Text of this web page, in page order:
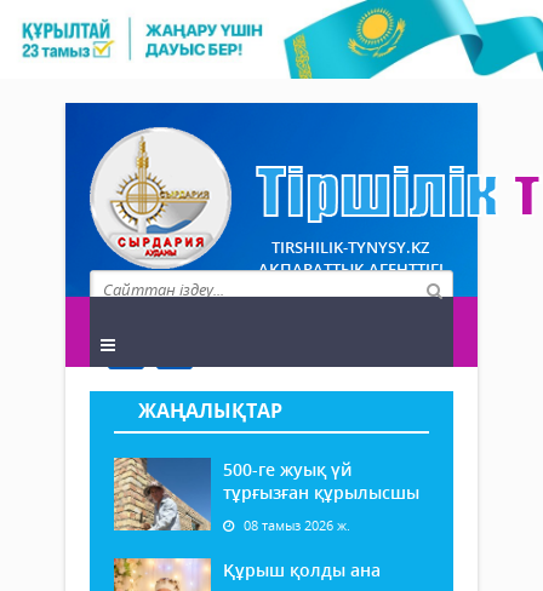
TIRSHILIK-TYNYSY.KZ
АҚПАРАТТЫҚ АГЕНТТІГІ
ЖАҢАЛЫҚТАР
500-ге жуық үй
тұрғызған құрылысшы
08 тамыз 2026 ж.
Құрыш қолды ана